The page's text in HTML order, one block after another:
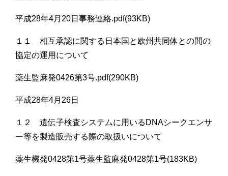
平成28年4月20日事務連絡.pdf(93KB)
１１ 相互承認に関する日本国と欧州共同体との間の
協定の運用について
薬生監麻発0426第3号.pdf(290KB)
平成28年4月26日
１２ 遺伝子検査システムに用いるDNAシークエンサ
ー等を製造販売する際の取扱いについて
薬生機発0428第1号薬生監麻発0428第1号(183KB)